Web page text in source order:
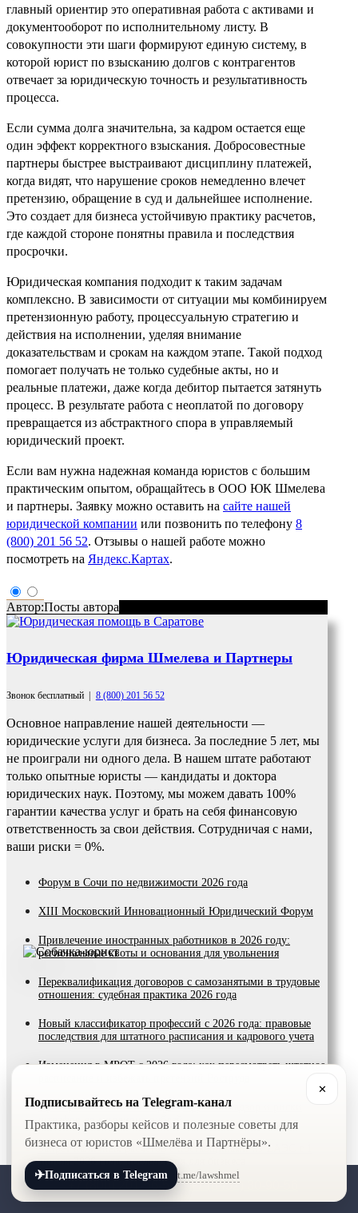
главный ориентир это оперативная работа с активами и
документооборот по исполнительному листу. В
совокупности эти шаги формируют единую систему, в
которой юрист по взысканию долгов с контрагентов
отвечает за юридическую точность и результативность
процесса.
Если сумма долга значительна, за кадром остается еще
один эффект корректного взыскания. Добросовестные
партнеры быстрее выстраивают дисциплину платежей,
когда видят, что нарушение сроков немедленно влечет
претензию, обращение в суд и дальнейшее исполнение.
Это создает для бизнеса устойчивую практику расчетов,
где каждой стороне понятны правила и последствия
просрочки.
Юридическая компания подходит к таким задачам
комплексно. В зависимости от ситуации мы комбинируем
претензионную работу, процессуальную стратегию и
действия на исполнении, уделяя внимание
доказательствам и срокам на каждом этапе. Такой подход
помогает получать не только судебные акты, но и
реальные платежи, даже когда дебитор пытается затянуть
процесс. В результате работа с неоплатой по договору
превращается из абстрактного спора в управляемый
юридический проект.
Если вам нужна надежная команда юристов с большим
практическим опытом, обращайтесь в ООО ЮК Шмелева
и партнеры. Заявку можно оставить на сайте нашей
юридической компании или позвонить по телефону 8
(800) 201 56 52. Отзывы о нашей работе можно
посмотреть на Яндекс.Картах.
Автор:Посты автора
Юридическая фирма Шмелева и Партнеры
Звонок бесплатный | 8 (800) 201 56 52
Основное направление нашей деятельности —
юридические услуги для бизнеса. За последние 5 лет, мы
не проиграли ни одного дела. В нашем штате работают
только опытные юристы — кандидаты и доктора
юридических наук. Поэтому, мы можем давать 100%
гарантии качества услуг и брать на себя финансовую
ответственность за свои действия. Сотрудничая с нами,
ваши риски = 0%.
Форум в Сочи по недвижимости 2026 года
XIII Московский Инновационный Юридический Форум
Привлечение иностранных работников в 2026 году:
региональные квоты и основания для увольнения
Переквалификация договоров с самозанятыми в трудовые
отношения: судебная практика 2026 года
Новый классификатор профессий с 2026 года: правовые
последствия для штатного расписания и кадрового учета
Изменения в МРОТ с 2026 года: как пересмотреть штатное
Проверки ГИТ в 2026 году: цифровой надзор и риски
штрафов до миллиона рублей
Запрет наличных расчетов с поставщиками из ЕАЭС с 1
апреля 2026 года: последствия для бизнеса
Доначисление налогов: что делать, если налоговая сделала
доначисление?
✕
Подписывайтесь на Telegram-канал
Практика, разборы кейсов и полезные советы для
бизнеса от юристов «Шмелёва и Партнёры».
✈Подписаться в Telegram t.me/lawshmel
+7 (800) 201-56-52 +7 (8452) 30-90-56